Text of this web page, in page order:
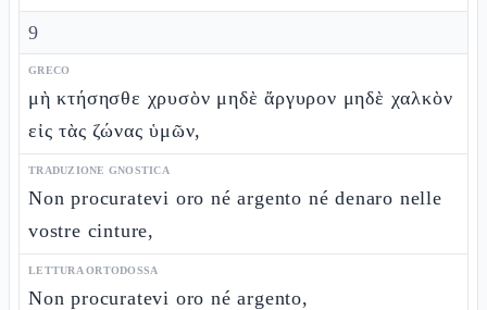
9
GRECO
μὴ κτήσησθε χρυσὸν μηδὲ ἄργυρον μηδὲ χαλκὸν
εἰς τὰς ζώνας ὑμῶν,
TRADUZIONE GNOSTICA
Non procuratevi oro né argento né denaro nelle
vostre cinture,
LETTURA ORTODOSSA
Non procuratevi oro né argento,